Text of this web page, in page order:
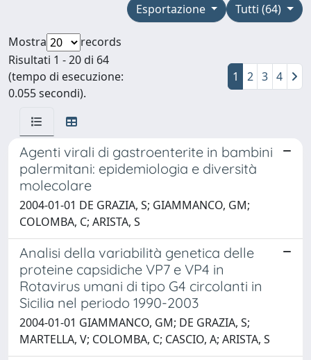
Tutti (64)
Esportazione
Mostra
records
Risultati 1 - 20 di 64
(tempo di esecuzione:
0.055 secondi).
1 2 3 4
Agenti virali di gastroenterite in bambini
palermitani: epidemiologia e diversità
molecolare
2004-01-01 DE GRAZIA, S; GIAMMANCO, GM;
COLOMBA, C; ARISTA, S
Analisi della variabilità genetica delle
proteine capsidiche VP7 e VP4 in
Rotavirus umani di tipo G4 circolanti in
Sicilia nel periodo 1990-2003
2004-01-01 GIAMMANCO, GM; DE GRAZIA, S;
MARTELLA, V; COLOMBA, C; CASCIO, A; ARISTA, S